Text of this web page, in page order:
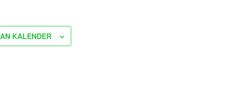
KALENDER